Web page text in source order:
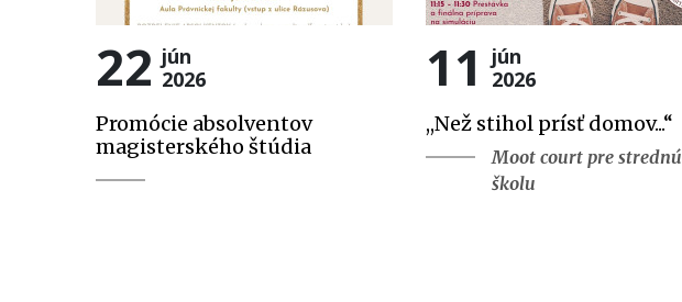
22 jún
2026
Promócie absolventov
magisterského štúdia
11
jún
2026
,,Než stihol prísť domov...“
Moot court pre strednú
školu